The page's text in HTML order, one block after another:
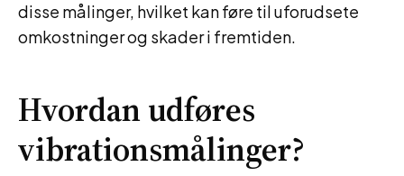
disse målinger, hvilket kan føre til uforudsete
omkostninger og skader i fremtiden.
Hvordan udføres
vibrationsmålinger?